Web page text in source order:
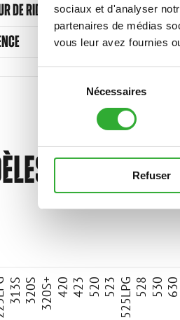
sociaux et d'analyser
partenaires de médias
vous leur avez fournies
consentement
Nécessaires
Refuser
DE RIDELLES MIN.
313S 320S
Incompatible
320S+
Incompatible
420
adaptable
423
adaptable
520
adaptable
523
adaptable
525LPG
adaptable
528
adaptable
530
adaptable
630
compatible